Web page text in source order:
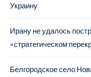
Украину
Ирану не удалось
«стратегическом
Белгородское село